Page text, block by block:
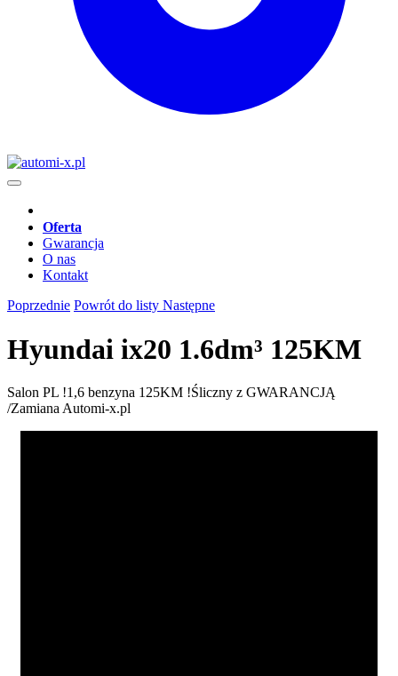
Oferta
Gwarancja
O nas
Kontakt
Poprzednie Powrót do listy Następne
Hyundai ix20 1.6dm³ 125KM
Salon PL !1,6 benzyna 125KM !Śliczny z GWARANCJĄ
/Zamiana Automi-x.pl